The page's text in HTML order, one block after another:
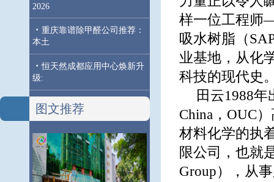
2026
· 重庆靠谱除甲醛公司推荐：
本土
· 恒天然成都应用中心焕新升
级:
图文推荐
样一位工程师
吸水树脂（
业基地，从化
科技的现代史
田云1988年
China，OUC
材料化学的执
限公司，也就
Group），从